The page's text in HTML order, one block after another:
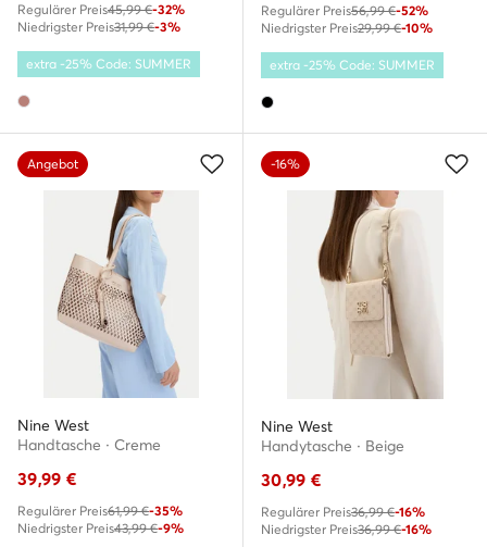
Regulärer Preis45,99 €-32%
Niedrigster Preis31,99 €-3%
extra -25% Code: SUMMER
Regulärer Preis56,99 €-52%
Niedrigster Preis29,99 €-10%
extra -25% Code: SUMMER
Angebot
Nine West
Handtasche · Creme
39,99 €
Regulärer Preis61,99 €-35%
Niedrigster Preis43,99 €-9%
-16%
Nine West
Handytasche · Beige
30,99 €
Regulärer Preis36,99 €-16%
Niedrigster Preis36,99 €-16%